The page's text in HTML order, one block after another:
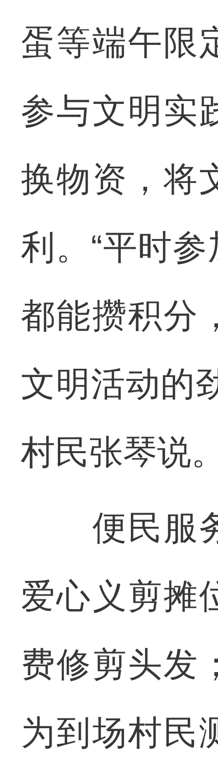
蛋等端午限
参与文明实
换物资，将
利。“平时
都能攒积分
文明活动的
村民张琴说
便民服务
爱心义剪摊
费修剪头发
为到场村民